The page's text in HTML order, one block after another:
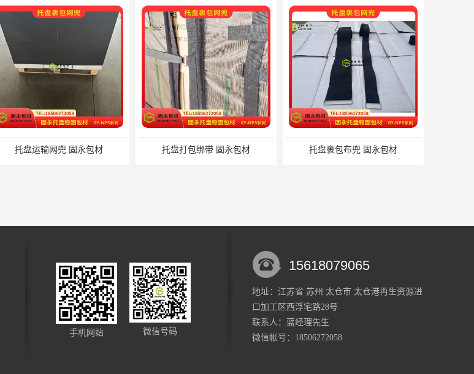
托盘打包绑带 固永包材 托盘裹包布兜 固永包材
电动蜂窝纸拉伸机 固永包材 化妆品装饰材料 固永包材
手机网站 微信号码
15618079065
地址：江苏省 苏州 太仓市 太仓港再生资源进
口加工区西浮宅路28号
联系人：蓝经理先生
微信帐号：18506272058